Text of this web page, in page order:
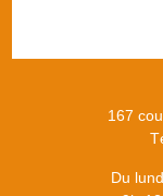
167
Du